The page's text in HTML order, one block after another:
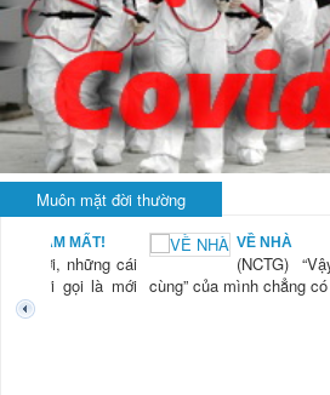
Muôn mặt đời thường
NAM MẤT!
“Xời, những cái
mới gọi là mới
VỀ NHÀ
(NCTG)
cùng” của mình chẳng